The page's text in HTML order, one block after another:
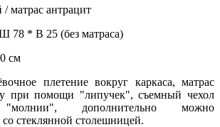
матрас антрацит
78 * В 25 (без матраса)
см
плетение вокруг каркаса, матрас
при помощи "липучек", съемный чехол
дополнительно можно
со стеклянной столешницей.